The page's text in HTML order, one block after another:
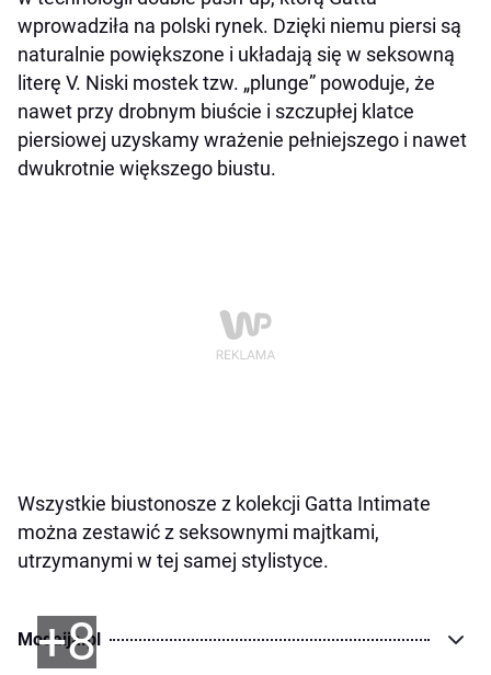
wprowadziła na polski rynek. Dzięki niemu piersi są
naturalnie powiększone i układają się w seksowną
literę V. Niski mostek tzw. „plunge” powoduje, że
nawet przy drobnym biuście i szczupłej klatce
piersiowej uzyskamy wrażenie pełniejszego i nawet
dwukrotnie większego biustu.
Wszystkie biustonosze z kolekcji Gatta Intimate
można zestawić z seksownymi majtkami,
utrzymanymi w tej samej stylistyce.
+8
Modaija.pl